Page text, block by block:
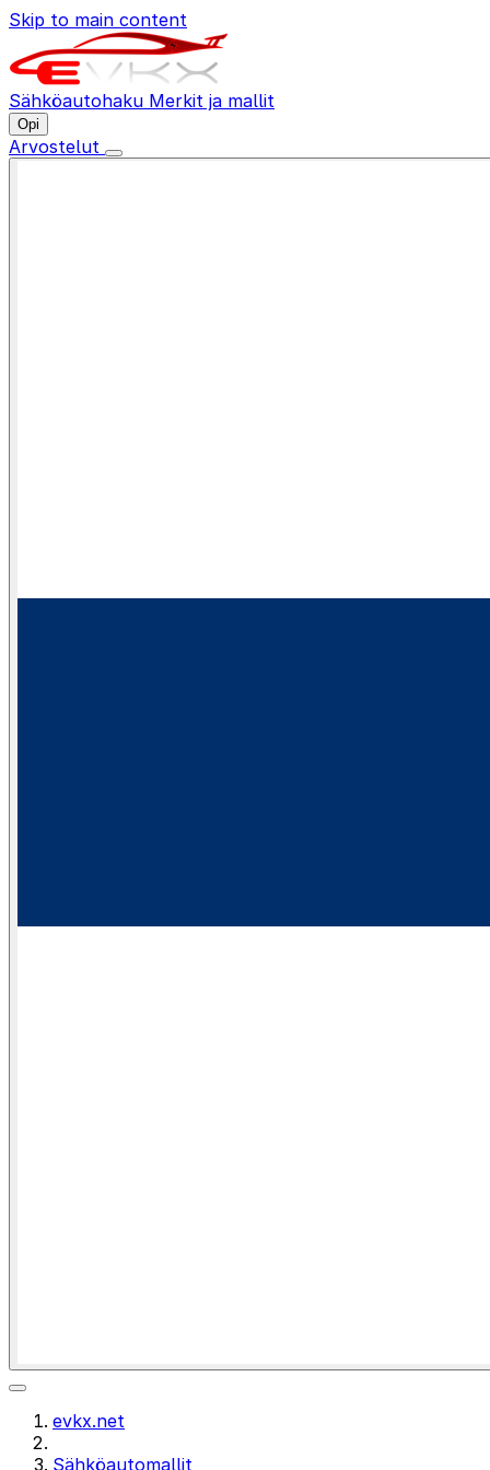
Skip to main content
Sähköautohaku Merkit ja mallit
Opi
Arvostelut
evkx.net
Sähköautomallit